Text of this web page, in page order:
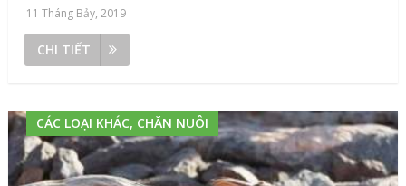
11 Tháng Bảy, 2019
CHI TIẾT
CÁC LOẠI KHÁC, CHĂN NUÔI